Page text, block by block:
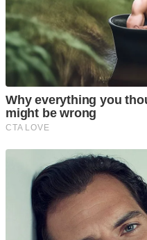
enamorar por
Checa a fondo los
segura que se ve
ve muy sofisticada.
Ver Más